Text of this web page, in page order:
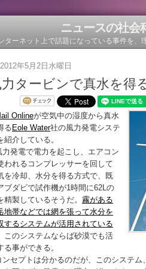
ニュースの社会
ターネット上で話題になっている事件を、
2012年5月2日水曜日
タービンで真水を得
Onlineが空気中の湿度から真水
る Eole Water社の風力発電システ
紹介している。
力発電で電力を起こし、エアコン
われるコンプレッサーを回して
を冷却、水分を得る方式で、既
ブダビで試作機が1時間に62Lの
精製しているそうだ。 霧がある
地帯などでは網を張って水分を
するシステムが活用されている
このシステムならば砂漠でも活
る事ができる。
ンセプトは分かるのだが、このシステム